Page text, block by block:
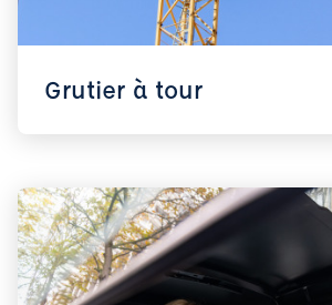
Grutier à tour